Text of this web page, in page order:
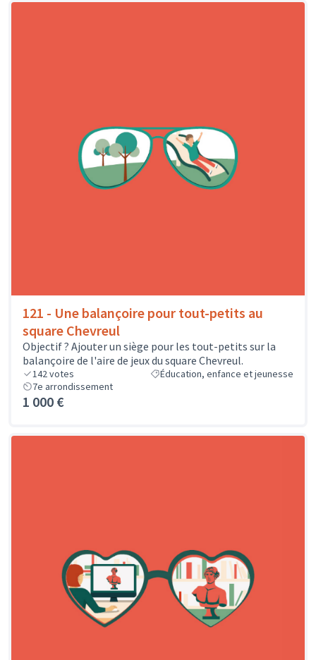
121 - Une balançoire pour tout-petits au
square Chevreul
Objectif ? Ajouter un siège pour les tout-petits sur la
balançoire de l'aire de jeux du square Chevreul.
142votes
Éducation, enfance et jeunesse
7e arrondissement
1 000 €